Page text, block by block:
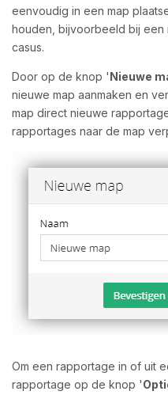
eenvoudig in een map
houden, bijvoorbeeld bij
casus.
Door op de knop 'Nieuwe
nieuwe map aanmaken en
map direct nieuwe
rapportages naar de map
Om een rapportage in of uit
rapportage op de knop '